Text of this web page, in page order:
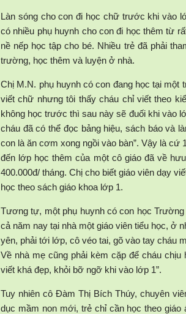
Làn sóng cho con đi học chữ trước khi vào
có nhiều phụ huynh cho con đi học thêm từ
nề nếp học tập cho bé. Nhiều trẻ đã phải
trường, học thêm và luyện ở nhà.
Chị M.N. phụ huynh có con đang học tại
viết chữ nhưng tôi thấy cháu chỉ viết theo
không học trước thì sau này sẽ đuối khi vào
cháu đã có thể đọc bảng hiệu, sách báo và
con là ăn cơm xong ngồi vào bàn”. Vậy là
đến lớp học thêm của một cô giáo đã về
400.000đ/ tháng. Chị cho biết giáo viên dạy
học theo sách giáo khoa lớp 1.
Tương tự, một phụ huynh có con học
cả năm nay tại nhà một giáo viên tiểu học, ở
yên, phải tới lớp, cô véo tai, gõ vào tay cháu
Về nhà mẹ cũng phải kèm cặp để cháu
viết khá đẹp, khỏi bỡ ngỡ khi vào lớp 1”.
Tuy nhiên cô Đàm Thị Bích Thúy, chuyên
dục mầm non mới, trẻ chỉ cần học theo